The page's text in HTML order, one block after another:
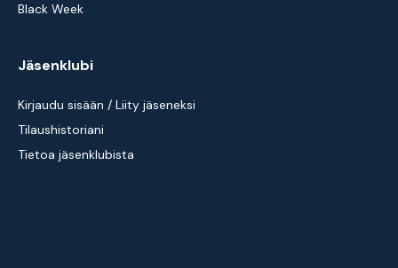
Black Week
Jäsenklubi
Kirjaudu sisään / Liity jäseneksi
Tilaushistoriani
Tietoa jäsenklubista